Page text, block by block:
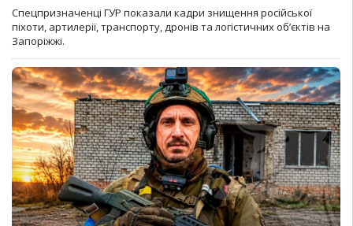
Спецпризначенці ГУР показали кадри знищення російської
піхоти, артилерії, транспорту, дронів та логістичних об’єктів на
Запоріжжі.